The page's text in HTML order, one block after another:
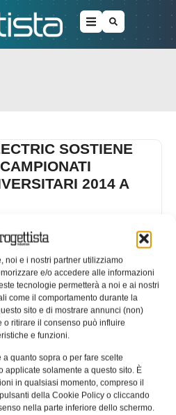
noi e i nostri partner utilizziamo
e/o accedere alle informazioni
tecnologie permetterà a noi e ai nostri
come il comportamento durante la
sito e di mostrare annunci (non)
ritirare il consenso può influire
e funzioni.
quanto sopra o per fare scelte
applicate solamente a questo sito. È
in qualsiasi momento, compreso il
della Cookie Policy o cliccando
nella parte inferiore dello schermo.
SOSTIENE
2014 A
Mitsubishi Electric
WEB